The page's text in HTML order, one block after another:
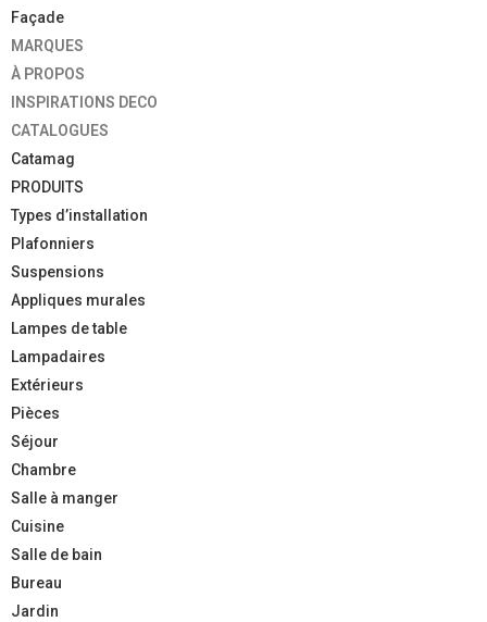
Façade
MARQUES
À PROPOS
INSPIRATIONS DECO
CATALOGUES
Catamag
PRODUITS
Types d’installation
Plafonniers
Suspensions
Appliques murales
Lampes de table
Lampadaires
Extérieurs
Pièces
Séjour
Chambre
Salle à manger
Cuisine
Salle de bain
Bureau
Jardin